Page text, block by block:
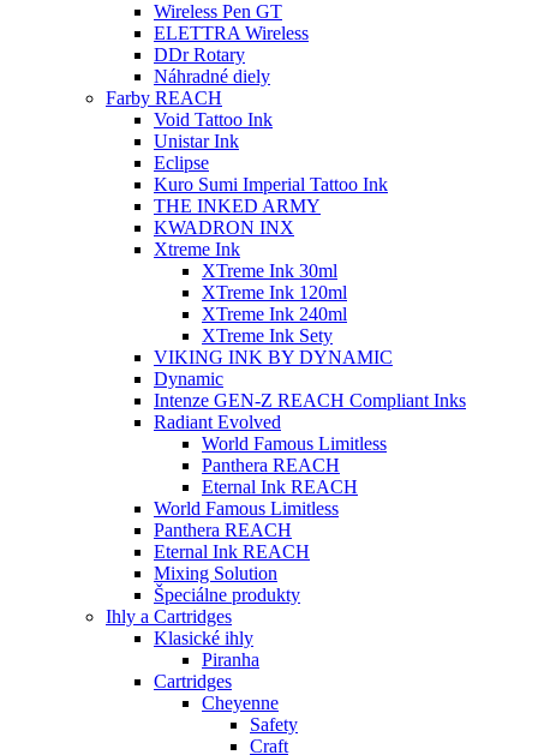
Wireless Pen GT
ELETTRA Wireless
DDr Rotary
Náhradné diely
Farby REACH
Void Tattoo Ink
Unistar Ink
Eclipse
Kuro Sumi Imperial Tattoo Ink
THE INKED ARMY
KWADRON INX
Xtreme Ink
XTreme Ink 30ml
XTreme Ink 120ml
XTreme Ink 240ml
XTreme Ink Sety
VIKING INK BY DYNAMIC
Dynamic
Intenze GEN-Z REACH Compliant Inks
Radiant Evolved
World Famous Limitless
Panthera REACH
Eternal Ink REACH
World Famous Limitless
Panthera REACH
Eternal Ink REACH
Mixing Solution
Špeciálne produkty
Ihly a Cartridges
Klasické ihly
Piranha
Cartridges
Cheyenne
Safety
Craft